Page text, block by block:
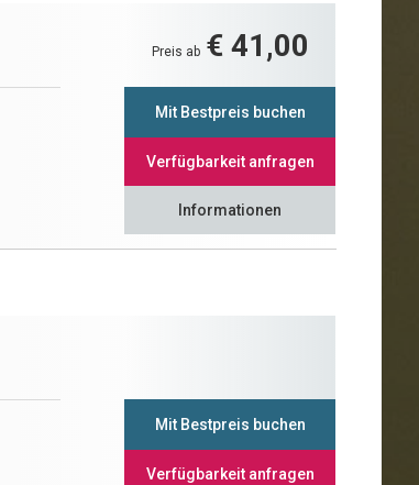
Preis ab € 41,00
Mit Bestpreis buchen
Verfügbarkeit anfragen
Informationen
Mit Bestpreis buchen
Verfügbarkeit anfragen